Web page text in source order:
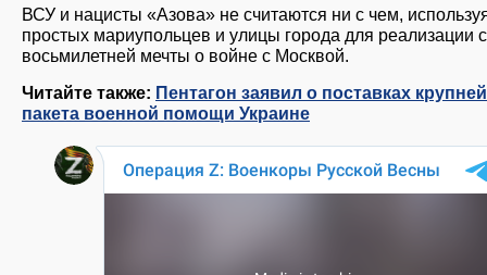
ВСУ и нацисты «Азова» не считаются ни с чем,
простых мариупольцев и улицы города для реализации
восьмилетней мечты о войне с Москвой.
Читайте также: Пентагон заявил о поставках
пакета военной помощи Украине